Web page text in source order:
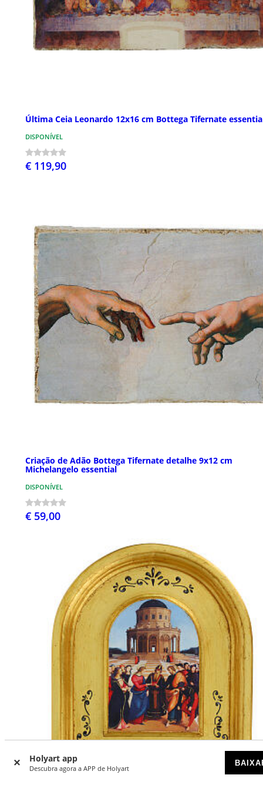
Holyart app
Descubra agora a APP de Holyart
Última Ceia Leonardo 12x16 cm Bottega Tifernate
DISPONÍVEL
€ 119,90
Criação de Adão Bottega Tifernate detalhe 9x12 cm
Michelangelo essential
DISPONÍVEL
€ 59,00